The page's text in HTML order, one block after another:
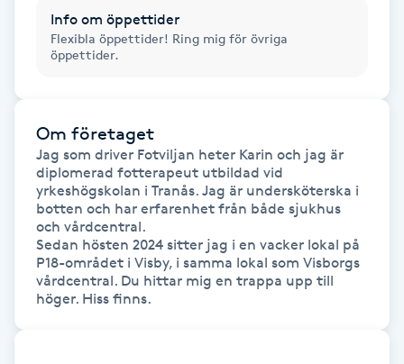
Färgning
Gel naglar
Gelenaglar
Gellack
Gellack med förstärkning
Info om öppettider
Flexibla öppettider! Ring mig för övriga
öppettider.
Om företaget
Jag som driver Fotviljan heter Karin och jag är
diplomerad fotterapeut utbildad vid
yrkeshögskolan i Tranås. Jag är undersköterska i
botten och har erfarenhet från både sjukhus
och vårdcentral.
Sedan hösten 2024 sitter jag i en vacker lokal på
P18-området i Visby, i samma lokal som Visborgs
vårdcentral. Du hittar mig en trappa upp till